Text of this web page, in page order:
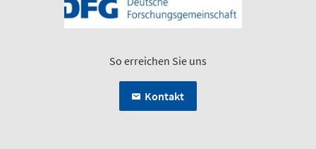
So erreichen Sie uns
Kontakt